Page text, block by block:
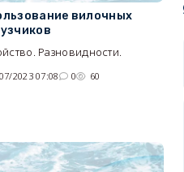
вилочных
Разновидности.
2023 07:08 0 60